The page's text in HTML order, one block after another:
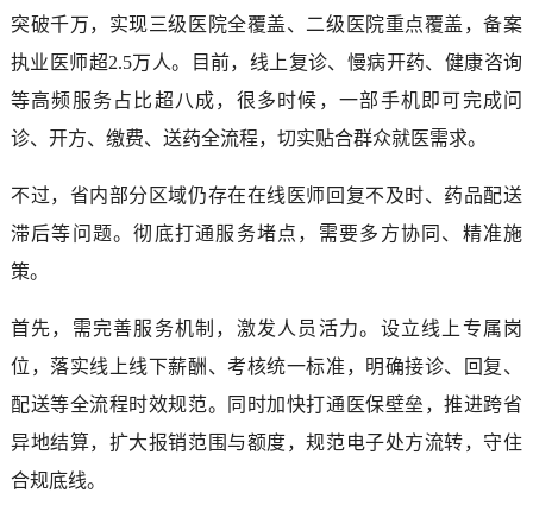
突破千万，实现三级医院全覆盖、二级医院重点覆盖，备案
执业医师超2.5万人。目前，线上复诊、慢病开药、健康咨询
等高频服务占比超八成，很多时候，一部手机即可完成问
诊、开方、缴费、送药全流程，切实贴合群众就医需求。
不过，省内部分区域仍存在在线医师回复不及时、药品配送
滞后等问题。彻底打通服务堵点，需要多方协同、精准施
策。
首先，需完善服务机制，激发人员活力。设立线上专属岗
位，落实线上线下薪酬、考核统一标准，明确接诊、回复、
配送等全流程时效规范。同时加快打通医保壁垒，推进跨省
异地结算，扩大报销范围与额度，规范电子处方流转，守住
合规底线。